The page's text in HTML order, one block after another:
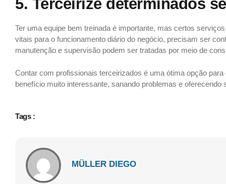
5. Terceirize determinados
Ter uma equipe bem treinada é importante, mas certos
vitais para o funcionamento diário do negócio, precisam ser
manutenção e supervisão podem ser tratadas por meio de
Contar com profissionais terceirizados é uma ótima opção
benefício muito interessante, sanando problemas e oferecendo
Tags :
MÜLLER DIEGO